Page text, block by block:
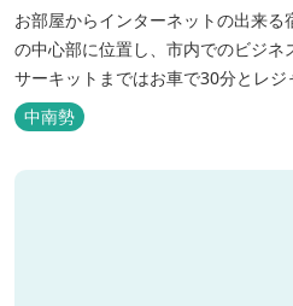
お部屋からインターネットの出来
の中心部に位置し、市内でのビジ
サーキットまではお車で30分とレ
いただけます。
中南勢